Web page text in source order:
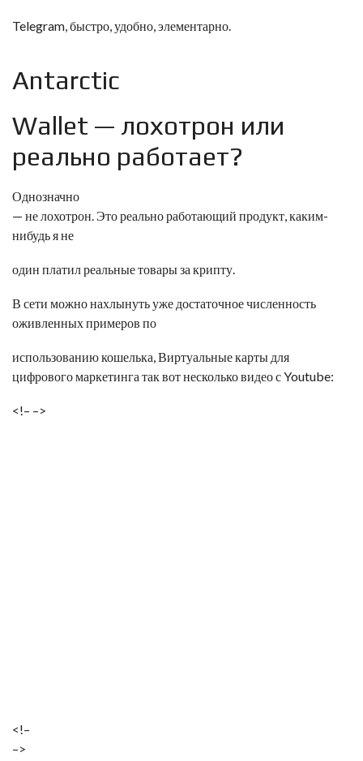
Telegram, быстро, удобно, элементарно.
Antarctic
Wallet — лохотрон или
реально работает?
Однозначно
— не лохотрон. Это реально работающий продукт, каким-
нибудь я не
один платил реальные товары за крипту.
В сети можно нахлынуть уже достаточное численность
оживленных примеров по
использованию кошелька,Виртуальные карты для
цифрового маркетинга так вот несколько видео с Youtube:
<!– –>
<!–
–>